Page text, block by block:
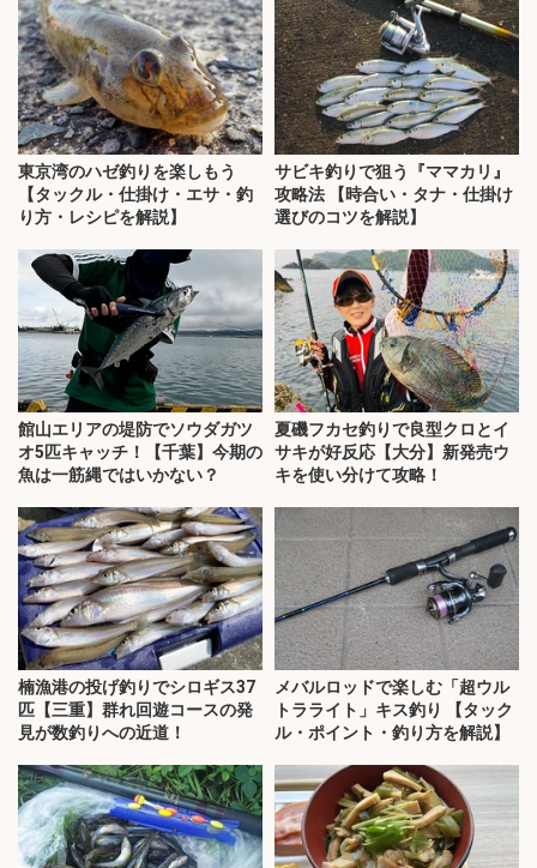
東京湾のハゼ釣りを楽しもう
【タックル・仕掛け・エサ・釣
り方・レシピを解説】
サビキ釣りで狙う『ママカリ』
攻略法 【時合い・タナ・仕掛け
選びのコツを解説】
館山エリアの堤防でソウダガツ
オ5匹キャッチ！【千葉】今期の
魚は一筋縄ではいかない？
夏磯フカセ釣りで良型クロとイ
サキが好反応【大分】新発売ウ
キを使い分けて攻略！
楠漁港の投げ釣りでシロギス37
匹【三重】群れ回遊コースの発
見が数釣りへの近道！
メバルロッドで楽しむ「超ウル
トラライト」キス釣り 【タック
ル・ポイント・釣り方を解説】